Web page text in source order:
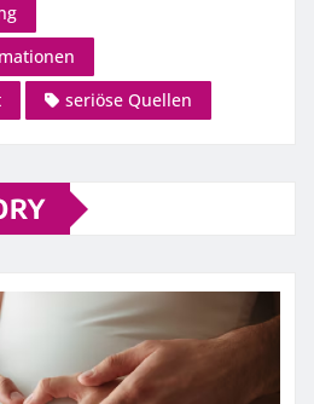
seriöse Quellen